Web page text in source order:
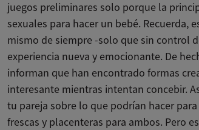
juegos preliminares solo porque la
sexuales para hacer un bebé. Recuerda,
mismo de siempre -solo que sin control
experiencia nueva y emocionante. De
informan que han encontrado formas
interesante mientras intentan concebir.
tu pareja sobre lo que podrían hacer
frescas y placenteras para ambos. Pero